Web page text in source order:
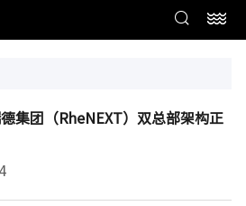
集团（RheNEXT）双总部架构正